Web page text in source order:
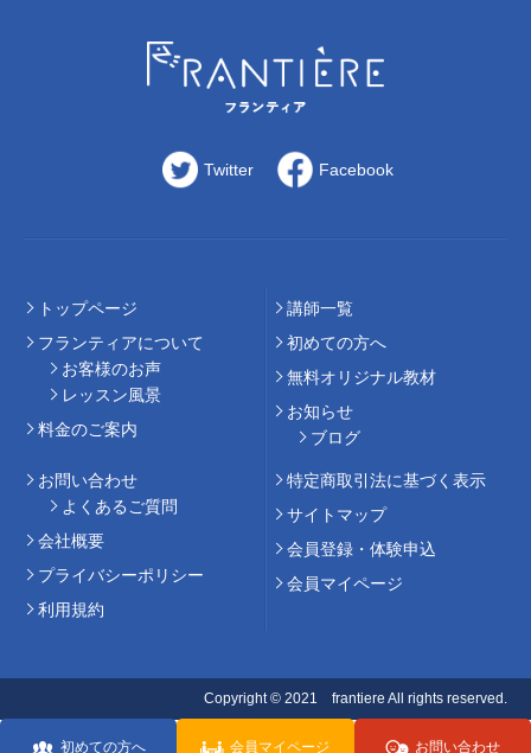
初めての方へ 会員マイページ お問い合わせ
Twitter Facebook
トップページ
フランティアについて
お客様のお声
レッスン風景
料⾦のご案内
講師⼀覧
初めての⽅へ
無料オリジナル教材
お知らせ
ブログ
お問い合わせ
よくあるご質問
会社概要
プライバシーポリシー
利用規約
特定商取引法に基づく表示
サイトマップ
会員登録・体験申込
会員マイページ
Copyright © 2021 frantiere All rights reserved.